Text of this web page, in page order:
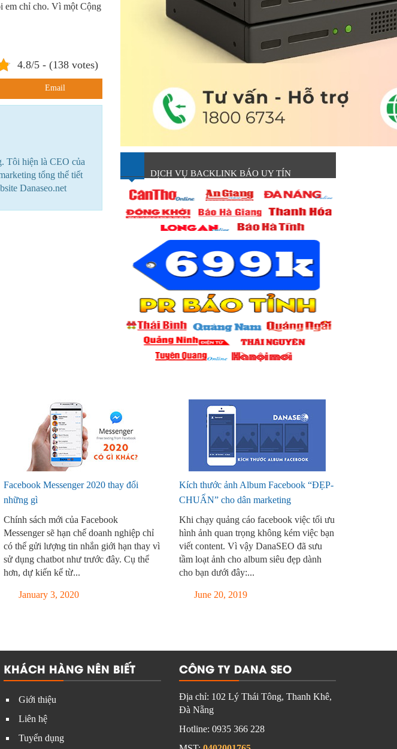
em chỉ cho. Vì một Cộng
4.8/5 - (138 votes)
Email
Tôi hiện là CEO của
tổng thể tiết
Danaseo.net
DỊCH VỤ BACKLINK BÁO UY TÍN
Facebook Messenger 2020 thay đổi
những gì
Chính sách mới của Facebook
Messenger sẽ hạn chế doanh nghiệp chỉ
có thể gửi lượng tin nhắn giới hạn thay vì
sử dụng chatbot như trước đây. Cụ thể
hơn, dự kiến kể từ...
January 3, 2020
Kích thước ảnh Album Facebook “ĐẸP-
CHUẨN” cho dân marketing
Khi chạy quảng cáo facebook việc tối ưu
hình ảnh quan trọng không kém việc bạn
viết content. Vì vậy DanaSEO đã sưu
tầm loạt ảnh cho album siêu đẹp dành
cho bạn dưới đây:...
June 20, 2019
KHÁCH HÀNG NÊN BIẾT
Giới thiệu
Liên hệ
Tuyển dụng
CÔNG TY DANA SEO
Địa chỉ: 102 Lý Thái Tông, Thanh Khê,
Đà Nẵng
Hotline: 0935 366 228